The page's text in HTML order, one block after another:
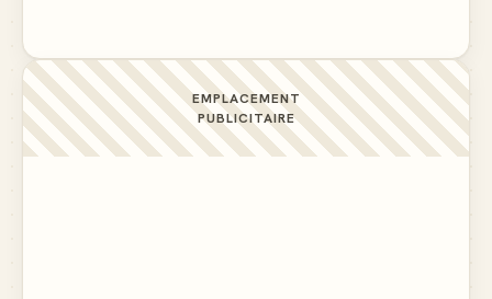
EMPLACEMENT
PUBLICITAIRE